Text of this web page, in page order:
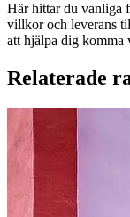
Här hittar du vanliga
villkor och leverans
att hjälpa dig komma
Relaterade